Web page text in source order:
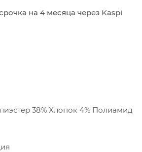
на 4 месяца через Kaspi
38% Хлопок 4% Полиамид